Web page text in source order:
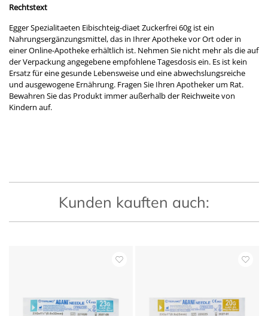
Rechtstext
Egger Spezialitaeten Eibischteig-diaet Zuckerfrei 60g ist ein
Nahrungsergänzungsmittel, das in Ihrer Apotheke vor Ort oder in
einer Online-Apotheke erhältlich ist. Nehmen Sie nicht mehr als die auf
der Verpackung angegebene empfohlene Tagesdosis ein. Es ist kein
Ersatz für eine gesunde Lebensweise und eine abwechslungsreiche
und ausgewogene Ernährung. Fragen Sie Ihren Apotheker um Rat.
Bewahren Sie das Produkt immer außerhalb der Reichweite von
Kindern auf.
Kunden kauften auch: